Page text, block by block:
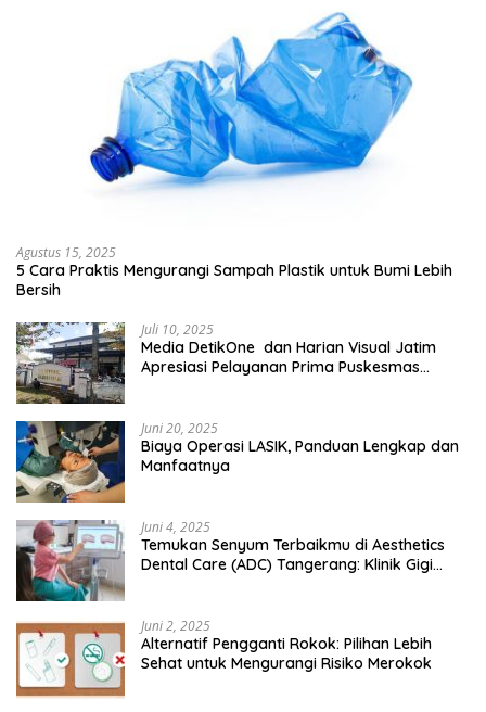
Agustus 15, 2025
5 Cara Praktis Mengurangi Sampah Plastik untuk Bumi Lebih
Bersih
Juli 10, 2025
Media DetikOne dan Harian Visual Jatim
Apresiasi Pelayanan Prima Puskesmas
Juni 20, 2025
Biaya Operasi LASIK, Panduan Lengkap dan
Manfaatnya
Juni 4, 2025
Temukan Senyum Terbaikmu di Aesthetics
Dental Care (ADC) Tangerang: Klinik Gigi
Juni 2, 2025
Alternatif Pengganti Rokok: Pilihan Lebih
Sehat untuk Mengurangi Risiko Merokok